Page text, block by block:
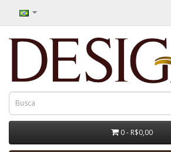
0 - R$0,00